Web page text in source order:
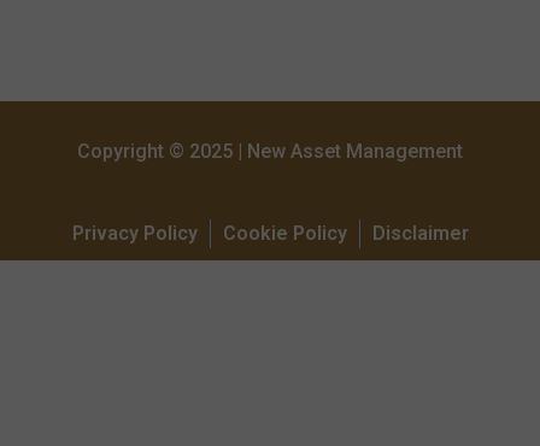
Copyright © 2025 | New Asset Management
Privacy Policy Cookie Policy Disclaimer